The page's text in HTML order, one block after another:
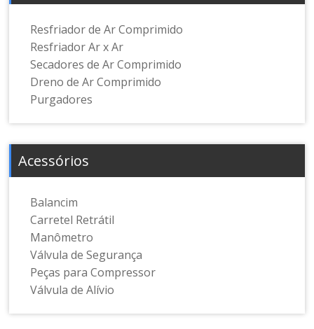
Resfriador de Ar Comprimido
Resfriador Ar x Ar
Secadores de Ar Comprimido
Dreno de Ar Comprimido
Purgadores
Acessórios
Balancim
Carretel Retrátil
Manômetro
Válvula de Segurança
Peças para Compressor
Válvula de Alívio